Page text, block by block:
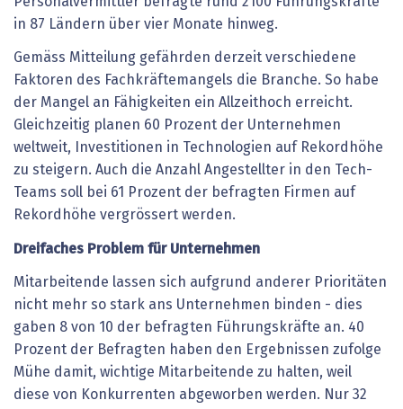
in 87 Ländern über vier Monate hinweg.
Gemäss Mitteilung gefährden derzeit verschiedene
Faktoren des Fachkräftemangels die Branche. So habe
der Mangel an Fähigkeiten ein Allzeithoch erreicht.
Gleichzeitig planen 60 Prozent der Unternehmen
weltweit, Investitionen in Technologien auf Rekordhöhe
zu steigern. Auch die Anzahl Angestellter in den Tech-
Teams soll bei 61 Prozent der befragten Firmen auf
Rekordhöhe vergrössert werden.
Dreifaches Problem für Unternehmen
Mitarbeitende lassen sich aufgrund anderer Prioritäten
nicht mehr so stark ans Unternehmen binden - dies
gaben 8 von 10 der befragten Führungskräfte an. 40
Prozent der Befragten haben den Ergebnissen zufolge
Mühe damit, wichtige Mitarbeitende zu halten, weil
diese von Konkurrenten abgeworben werden. Nur 32